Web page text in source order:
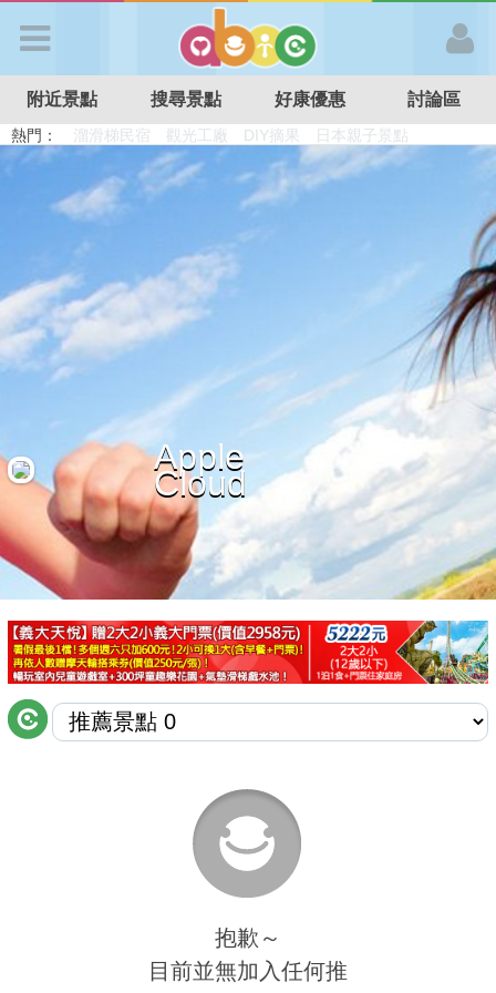
APP登入
首 頁
搜尋景點
好康優惠
最新留言
商家合作
推薦景點
討論區
聯絡我們
附近景點 搜尋景點 好康優惠 討論區
熱門： 溜滑梯民宿 觀光工廠 DIY摘果
日本親子景點
特色遊戲場
親子住房優惠 台北親子餐廳 溫泉泡湯SPA
Apple
Cloud
抱歉～
目前並無加入任何推